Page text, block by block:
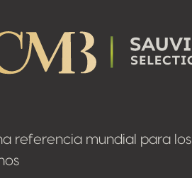
referencia mundial para